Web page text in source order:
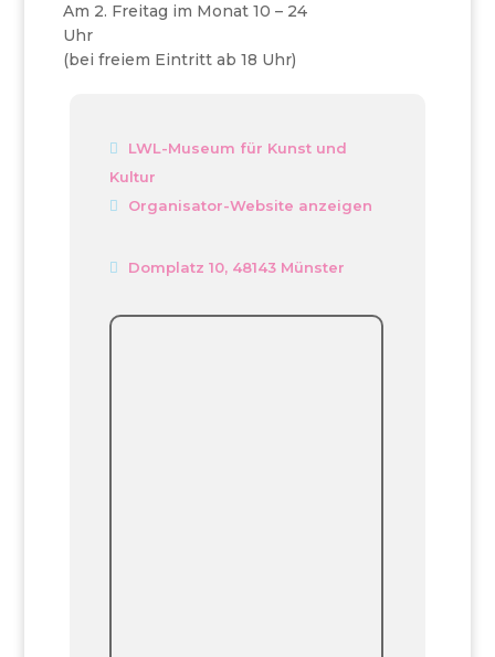
Am 2. Freitag im Monat 10 – 24
Uhr
(bei freiem Eintritt ab 18 Uhr)
LWL-Museum für Kunst und
Kultur
Organisator-Website anzeigen
Domplatz 10, 48143 Münster